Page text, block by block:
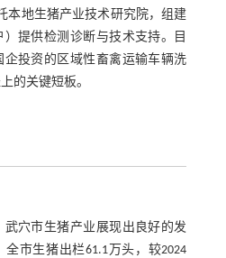
本地生猪产业技术研究院，组建
提供检测诊断与技术支持。目
企投资的区域性畜禽运输车辆洗
的关键短板。
穴市生猪产业展现出良好的发
全市生猪出栏61.1万头，较2024